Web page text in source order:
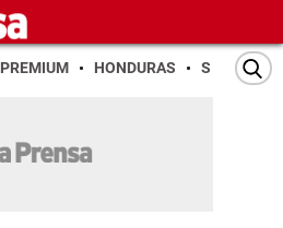
PREMIUM HONDURAS SAN PEDRO